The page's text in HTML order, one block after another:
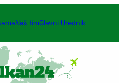
Naš timGlavni Urednik